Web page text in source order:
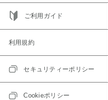
ご利用ガイド
利用規約
セキュリティーポリシー
Cookieポリシー